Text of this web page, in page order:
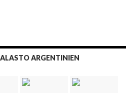
ARGENTINIEN